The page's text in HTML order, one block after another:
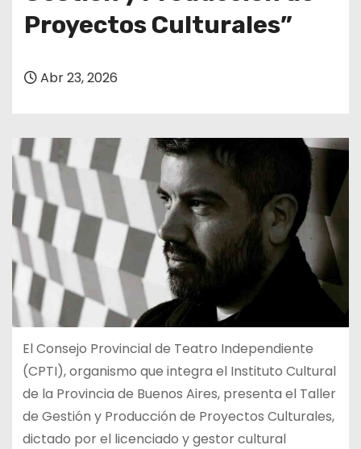
Proyectos Culturales”
Abr 23, 2026
El Consejo Provincial de Teatro Independiente
(CPTI), organismo que integra el Instituto Cultural
de la Provincia de Buenos Aires, presenta el Taller
de Gestión y Producción de Proyectos Culturales,
dictado por el licenciado y gestor cultural